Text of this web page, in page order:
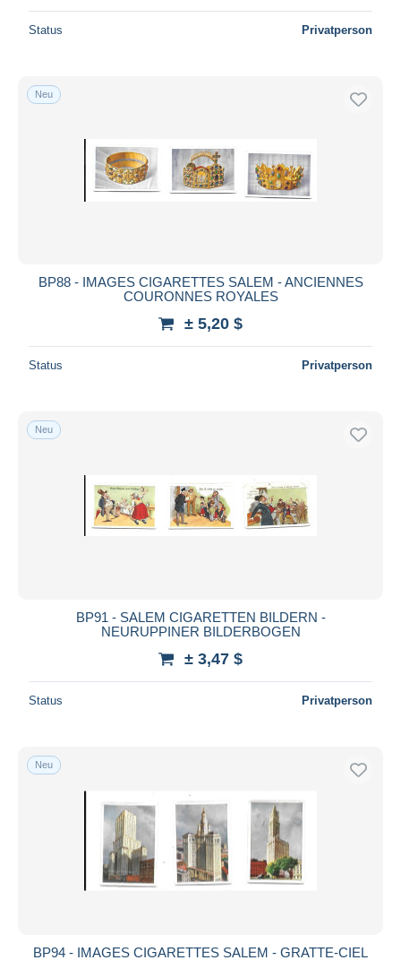
Status Privatperson
Neu
BP88 - IMAGES CIGARETTES SALEM - ANCIENNES
COURONNES ROYALES
± 5,20 $
Status Privatperson
Neu
BP91 - SALEM CIGARETTEN BILDERN -
NEURUPPINER BILDERBOGEN
± 3,47 $
Status Privatperson
Neu
BP94 - IMAGES CIGARETTES SALEM - GRATTE-CIEL